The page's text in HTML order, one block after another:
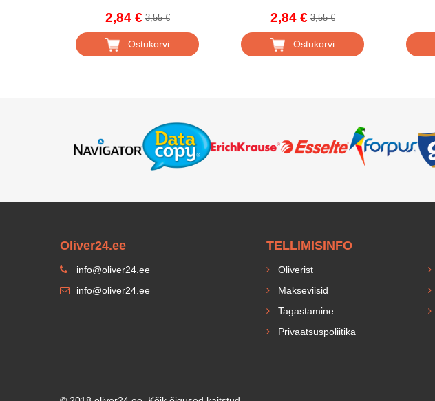
2,84 € 3,55 €
Ostukorvi
2,84 € 3,55 €
Ostukorvi
Oliver24.ee
info@oliver24.ee
info@oliver24.ee
TELLIMISINFO
Oliverist
Makseviisid
Tagastamine
Privaatsuspoliitika